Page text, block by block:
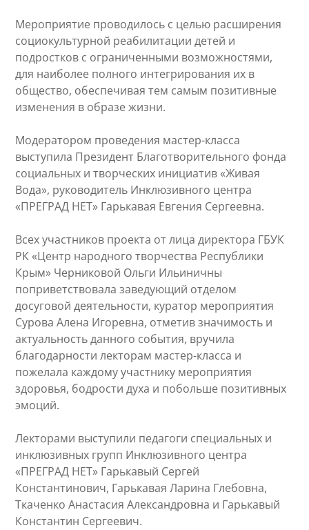
Мероприятие проводилось с целью расширения
социокультурной реабилитации детей и
подростков с ограниченными возможностями,
для наиболее полного интегрирования их в
общество, обеспечивая тем самым позитивные
изменения в образе жизни.
Модератором проведения мастер-класса
выступила Президент Благотворительного фонда
социальных и творческих инициатив «Живая
Вода», руководитель Инклюзивного центра
«ПРЕГРАД НЕТ» Гарькавая Евгения Сергеевна.
Всех участников проекта от лица директора ГБУК
РК «Центр народного творчества Республики
Крым» Черниковой Ольги Ильиничны
поприветствовала заведующий отделом
досуговой деятельности, куратор мероприятия
Сурова Алена Игоревна, отметив значимость и
актуальность данного события, вручила
благодарности лекторам мастер-класса и
пожелала каждому участнику мероприятия
здоровья, бодрости духа и побольше позитивных
эмоций.
Лекторами выступили педагоги специальных и
инклюзивных групп Инклюзивного центра
«ПРЕГРАД НЕТ» Гарькавый Сергей
Константинович, Гарькавая Ларина Глебовна,
Ткаченко Анастасия Александровна и Гарькавый
Константин Сергеевич.